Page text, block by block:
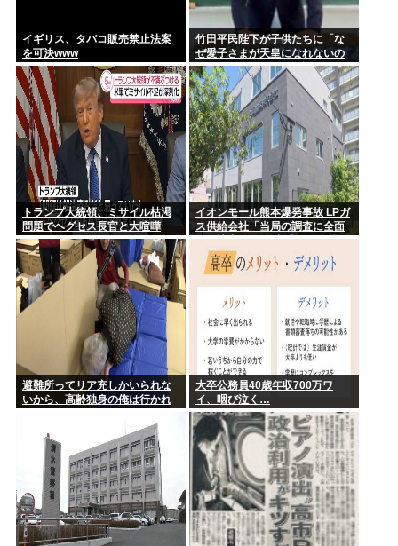
イギリス、タバコ販売禁止法案
を可決www
竹田平民陛下が子供たちに「な
ぜ愛子さまが天皇になれないの
か」をわかりやすく解説してし
まう
トランプ大統領、ミサイル枯渇
問題でヘグセス長官と大喧嘩
イオンモール熊本爆発事故 LPガ
ス供給会社「当局の調査に全面
的に協力」 経産省「LPガス爆発
の可能性が高いとする見解で一
致」と発表
避難所ってリア充しかいられな
いから、高齢独身の俺は行かれ
大卒公務員40歳年収700万ワ
イ、咽び泣く…